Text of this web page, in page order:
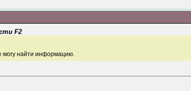
F2
могу найти информацию.